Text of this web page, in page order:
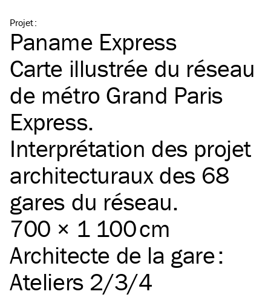
Projet:
Paname Express
Carte illustrée du réseau
de métro Grand Paris
Express.
Interprétation des projet
architecturaux des 68
gares du réseau.
700 × 1 100 cm
Architecte de la gare :
Ateliers 2/3/4